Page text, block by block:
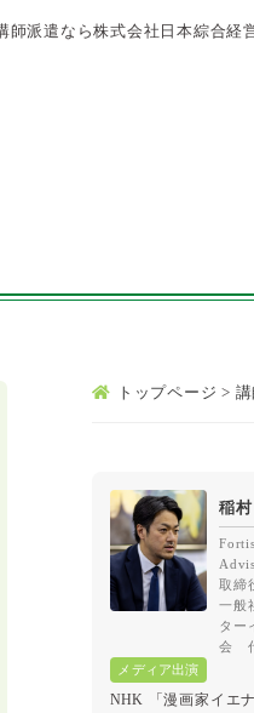
派遣なら株式会社日本綜合経
トップページ > 講
稲
取締
一般
ター
会
NHK 「漫画家イエ